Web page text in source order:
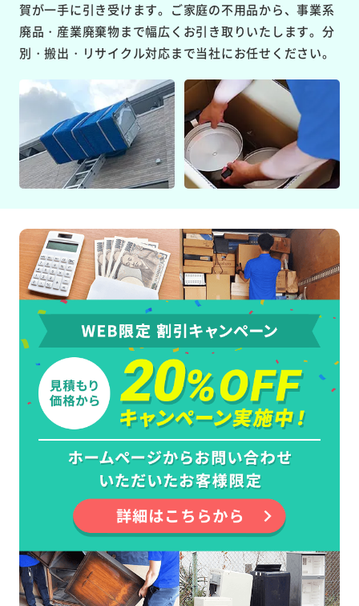
賀が一手に引き受けます。ご家庭の不用品から、事業系
廃品・産業廃棄物まで幅広くお引き取りいたします。分
別・搬出・リサイクル対応まで当社にお任せください。